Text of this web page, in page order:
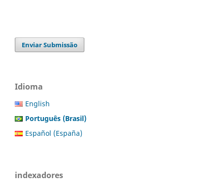
Enviar Submissão
Idioma
English
Português (Brasil)
Español (España)
indexadores